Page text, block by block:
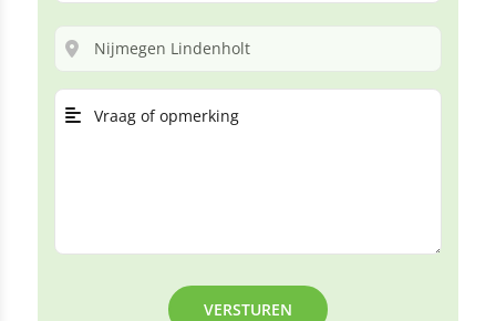
VERSTUREN